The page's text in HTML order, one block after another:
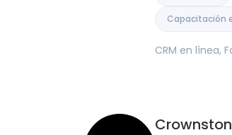
Capacitación
CRM en línea,